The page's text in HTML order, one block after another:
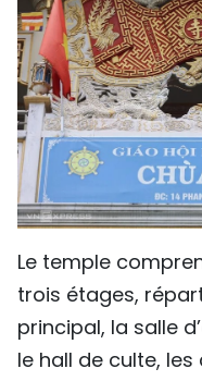
Le temple
trois étages,
principal, la salle
le hall de culte,